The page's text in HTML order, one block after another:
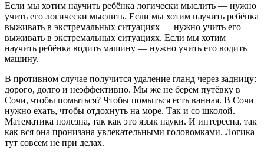
Если мы хотим научить ребёнка логически мыслить — нужно
учить его логически мыслить. Если мы хотим научить ребёнка
выживать в экстремальных ситуациях — нужно учить его
выживать в экстремальных ситуациях. Если мы хотим
научить ребёнка водить машину — нужно учить его водить
машину.
В противном случае получится удаление гланд через задницу:
дорого, долго и неэффективно. Мы же не берём путёвку в
Сочи, чтобы помыться? Чтобы помыться есть ванная. В Сочи
нужно ехать, чтобы отдохнуть на море. Так и со школой.
Математика полезна, так как это язык науки. И интересна, так
как вся она пронизана увлекательными головомками. Логика
тут совсем не при делах.